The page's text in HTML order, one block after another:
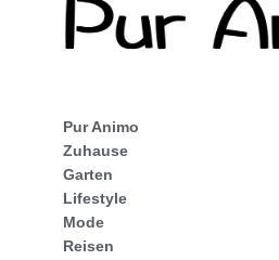
Pur Animo
Zuhause
Garten
Lifestyle
Mode
Reisen